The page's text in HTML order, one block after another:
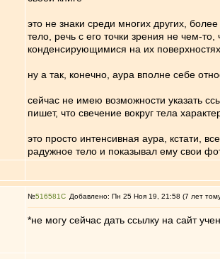
это не знаки среди многих других,
тело, речь с его точки зрения не чем-
конденсирующимися на их
ну а так, конечно, аура вполне себе
сейчас не имею возможности указать
пишет, что свечение вокруг тела
это просто интенсивная аура, кстати,
радужное тело и показывал ему свои
№516581 Добавлено: Пн 25 Ноя 19, 21:58 (7 лет
*не могу сейчас дать ссылку на сайт